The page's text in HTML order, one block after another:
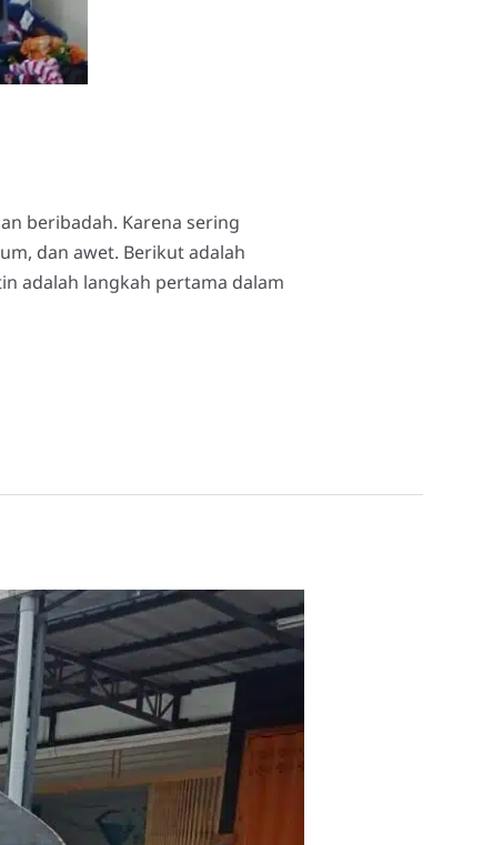
beribadah. Karena sering
dan awet. Berikut adalah
adalah langkah pertama dalam